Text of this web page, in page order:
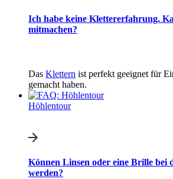
Ich habe keine Klettererfahrung.
mitmachen?
Das Klettern ist perfekt geeignet für
gemacht haben.
Höhlentour
Können Linsen oder eine Brille bei
werden?